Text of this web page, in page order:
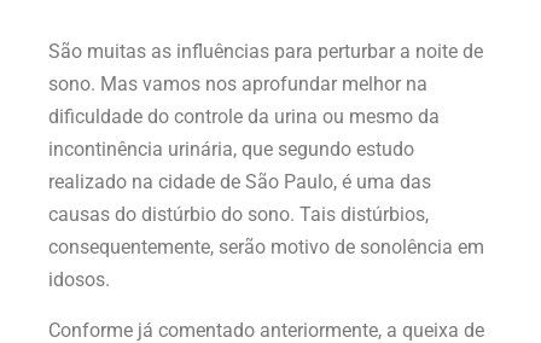
São muitas as influências para perturbar a noite de
sono. Mas vamos nos aprofundar melhor na
dificuldade do controle da urina ou mesmo da
incontinência urinária, que segundo estudo
realizado na cidade de São Paulo, é uma das
causas do distúrbio do sono. Tais distúrbios,
consequentemente, serão motivo de sonolência em
idosos.
Conforme já comentado anteriormente, a queixa de